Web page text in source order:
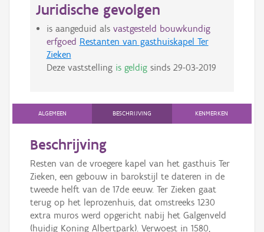
Juridische gevolgen
is aangeduid als vastgesteld bouwkundig
erfgoed Restanten van gasthuiskapel Ter
Zieken
Deze vaststelling is geldigsinds 29-03-2019
ALGEMEEN BESCHRIJVING KENMERKEN
Beschrijving
Resten van de vroegere kapel van het gasthuis Ter
Zieken, een gebouw in barokstijl te dateren in de
tweede helft van de 17de eeuw. Ter Zieken gaat
terug op het leprozenhuis, dat omstreeks 1230
extra muros werd opgericht nabij het Galgenveld
(huidig Koning Albertpark). Verwoest in 1580,